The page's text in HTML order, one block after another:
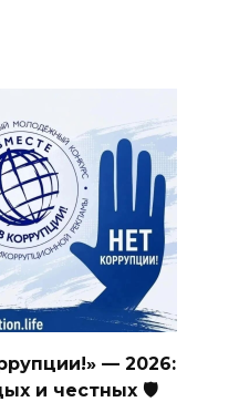
— 2026:
и честных 🛡